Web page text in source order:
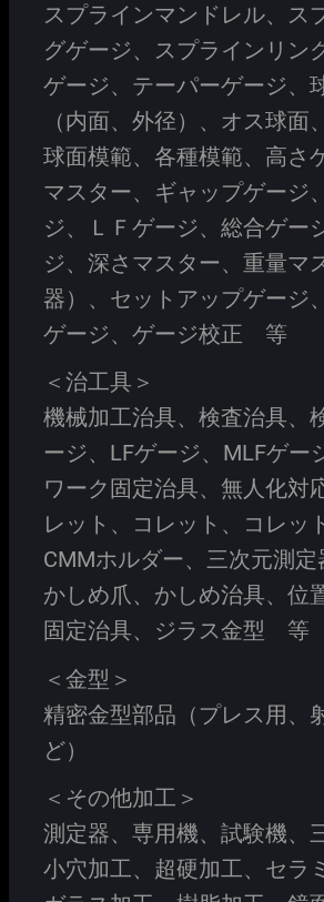
スプラインマンドレル、ス
グゲージ、スプラインリン
ゲージ、テーパーゲージ、
（内面、外径）、オス球面
球面模範、各種模範、高さ
マスター、ギャップゲージ
ジ、ＬＦゲージ、総合ゲー
ジ、深さマスター、重量マ
器）、セットアップゲージ
ゲージ、ゲージ校正 等
＜治工具＞
機械加工治具、検査治具、
ージ、LFゲージ、MLFゲー
ワーク固定治具、無人化対
レット、コレット、コレッ
CMMホルダー、三次元測定
かしめ爪、かしめ治具、位
固定治具、ジラス金型 等
＜金型＞
精密金型部品（プレス用、
ど）
＜その他加工＞
測定器、専用機、試験機、
小穴加工、超硬加工、セラ